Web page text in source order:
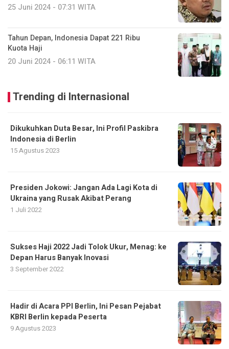
25 Juni 2024 - 07:31 WITA
Tahun Depan, Indonesia Dapat 221 Ribu
Kuota Haji
20 Juni 2024 - 06:11 WITA
Trending di Internasional
Dikukuhkan Duta Besar, Ini Profil Paskibra
Indonesia di Berlin
15 Agustus 2023
Presiden Jokowi: Jangan Ada Lagi Kota di
Ukraina yang Rusak Akibat Perang
1 Juli 2022
Sukses Haji 2022 Jadi Tolok Ukur, Menag: ke
Depan Harus Banyak Inovasi
3 September 2022
Hadir di Acara PPI Berlin, Ini Pesan Pejabat
KBRI Berlin kepada Peserta
9 Agustus 2023